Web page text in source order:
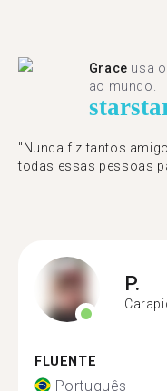
Grace usa
ao mundo.
star
"Nunca fiz tantos
todas essas pessoas
P.
FLUENTE
Português